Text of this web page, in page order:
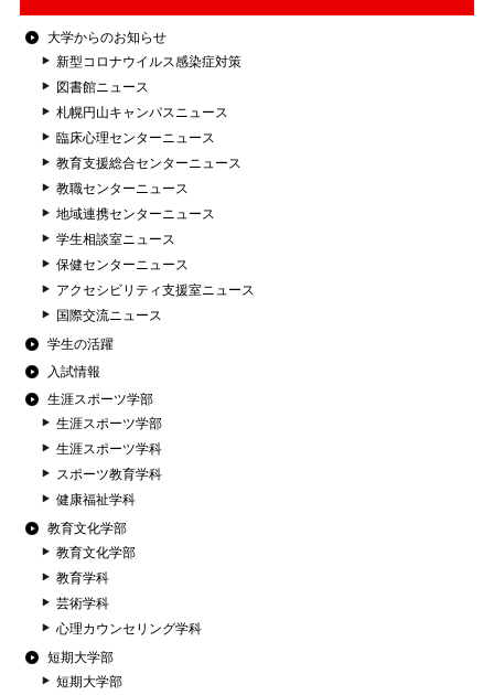
大学からのお知らせ
新型コロナウイルス感染症対策
図書館ニュース
札幌円山キャンパスニュース
臨床心理センターニュース
教育支援総合センターニュース
教職センターニュース
地域連携センターニュース
学生相談室ニュース
保健センターニュース
アクセシビリティ支援室ニュース
国際交流ニュース
学生の活躍
入試情報
生涯スポーツ学部
生涯スポーツ学部
生涯スポーツ学科
スポーツ教育学科
健康福祉学科
教育文化学部
教育文化学部
教育学科
芸術学科
心理カウンセリング学科
短期大学部
短期大学部